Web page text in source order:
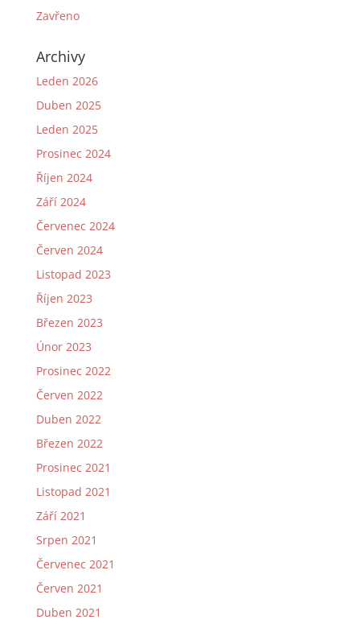
Zavřeno
Archivy
Leden 2026
Duben 2025
Leden 2025
Prosinec 2024
Říjen 2024
Září 2024
Červenec 2024
Červen 2024
Listopad 2023
Říjen 2023
Březen 2023
Únor 2023
Prosinec 2022
Červen 2022
Duben 2022
Březen 2022
Prosinec 2021
Listopad 2021
Září 2021
Srpen 2021
Červenec 2021
Červen 2021
Duben 2021